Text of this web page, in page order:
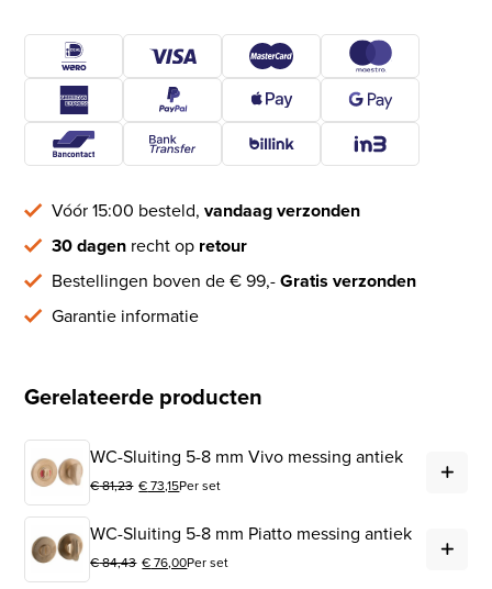
Vóór 15:00 besteld,vandaag verzonden
30 dagen recht op retour
Bestellingen boven de € 99,-Gratis verzonden
Garantie informatie
Gerelateerde producten
WC-Sluiting 5-8 mm Vivo messing antiek
€81,23
Oorspronkelijke prijs was: € 81,23.
€73,15
Huidige prijs is: € 73,15.
Per set
WC-Sluiting 5-8 mm Piatto messing antiek
€84,43
Oorspronkelijke prijs was: € 84,43.
€76,00
Huidige prijs is: € 76,00.
Per set